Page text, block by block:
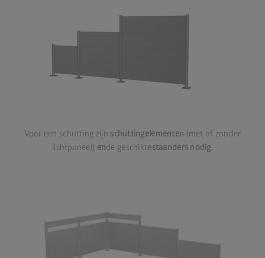
Voor een schutting zijn schuttingelementen (met of zonder
lichtpaneel) ende geschiktestaanders nodig.